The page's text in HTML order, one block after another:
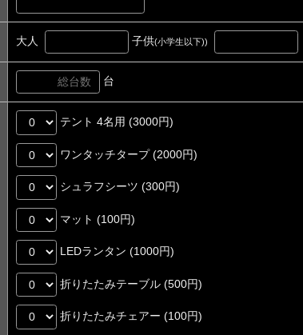
大人 子供(小学生以下))
台
テント 4名用 (3000円)
ワンタッチタープ (2000円)
シュラフシーツ (300円)
マット (100円)
LEDランタン (1000円)
折りたたみテーブル (500円)
折りたたみチェアー (100円)